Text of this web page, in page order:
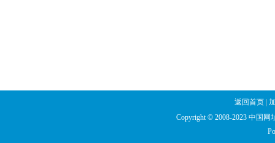
返回首页
Copyright © 2008-2023 中国网